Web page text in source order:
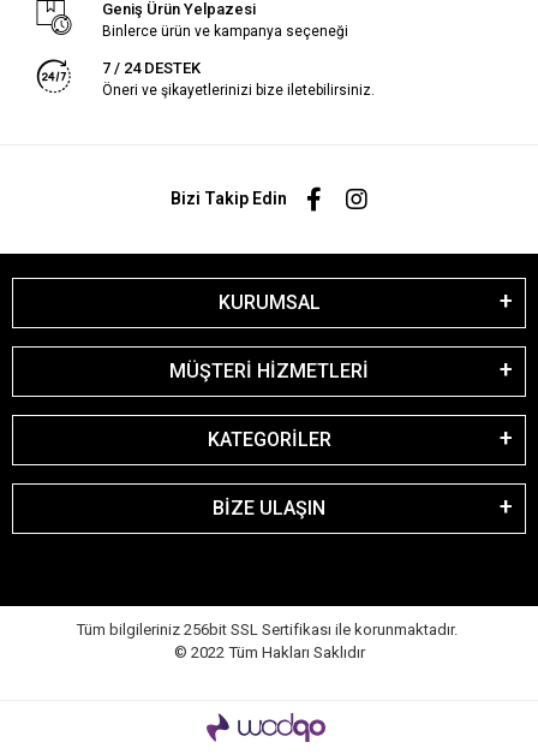
Geniş Ürün Yelpazesi
Binlerce ürün ve kampanya seçeneği
7 / 24 DESTEK
Öneri ve şikayetlerinizi bize iletebilirsiniz.
Bizi Takip Edin
KURUMSAL
MÜŞTERİ HİZMETLERİ
KATEGORİLER
BİZE ULAŞIN
Tüm bilgileriniz 256bit SSL Sertifikası ile korunmaktadır.
© 2022 Tüm Hakları Saklıdır